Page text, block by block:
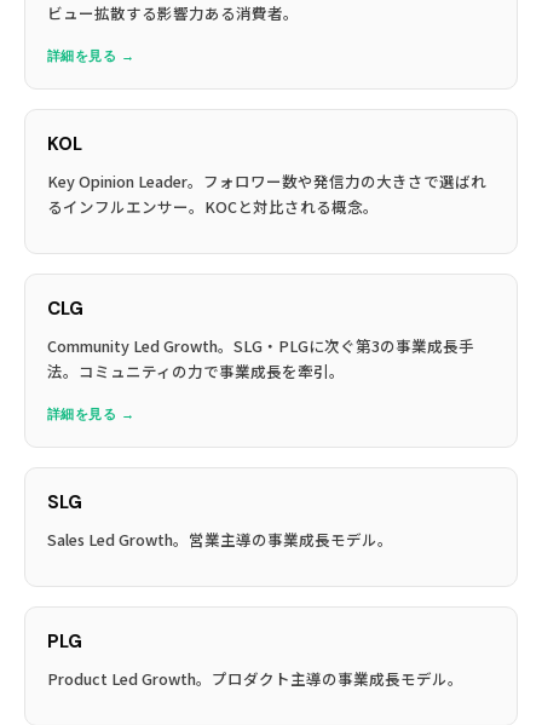
ビュー拡散する影響力ある消費者。
詳細を見る →
KOL
Key Opinion Leader。フォロワー数や発信力の大きさで選ばれ
るインフルエンサー。KOCと対比される概念。
CLG
Community Led Growth。SLG・PLGに次ぐ第3の事業成長手
法。コミュニティの力で事業成長を牽引。
詳細を見る →
SLG
Sales Led Growth。営業主導の事業成長モデル。
PLG
Product Led Growth。プロダクト主導の事業成長モデル。